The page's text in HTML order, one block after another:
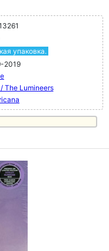
упаковка.
2019
The Lumineers